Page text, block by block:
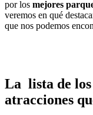
por los mejores
veremos en qué
que nos podemos
La lista de los
atracciones